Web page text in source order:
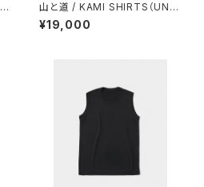
山と道 / KAMI SHIRTS（UNIS
EX）
¥19,000